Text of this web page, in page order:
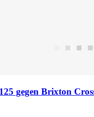
gegen Brixton